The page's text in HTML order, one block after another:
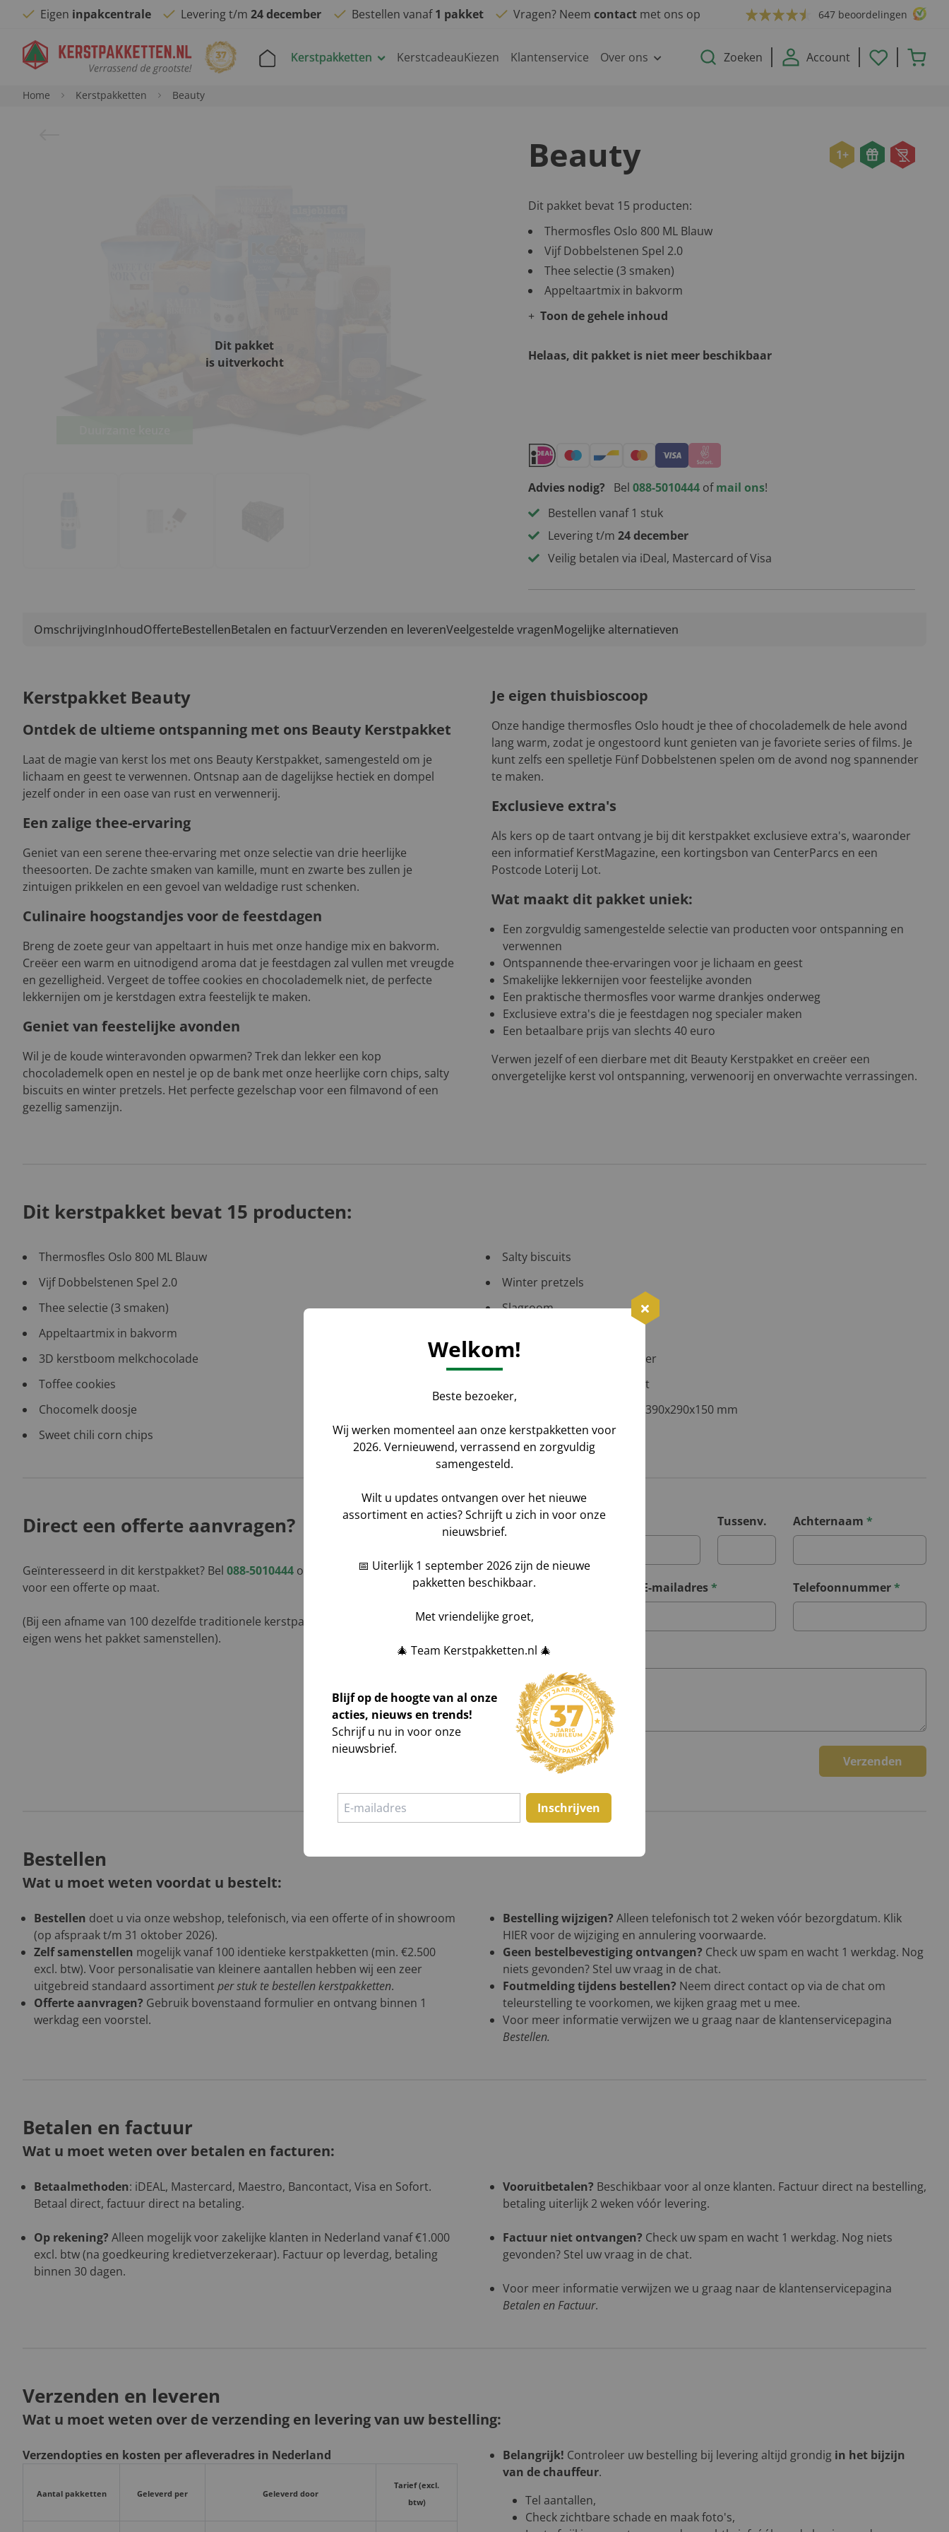
Eigen inpakcentrale Levering t/m24 december Bestellen vanaf1 pakket Vragen? Neem contact met ons op 647 beoordelingen
Kerstpakketten KerstcadeauKiezen Klantenservice Over ons Zoeken Account
Home Kerstpakketten Beauty
Dit pakket
is uitverkocht
Beauty 1+
Dit pakket bevat 15 producten:
Thermosfles Oslo 800 ML Blauw
Vijf Dobbelstenen Spel 2.0
Thee selectie (3 smaken)
Appeltaartmix in bakvorm
Toon de gehele inhoud
Helaas, dit pakket is niet meer beschikbaar
Advies nodig? Bel 088-5010444 ofmail ons!
Bestellen vanaf 1 stuk
Levering t/m 24 december
Veilig betalen via iDeal, Mastercard of Visa
OmschrijvingInhoudOfferteBestellenBetalen en factuurVerzenden en leverenVeelgestelde vragenMogelijke alternatieven
Kerstpakket Beauty
Ontdek de ultieme ontspanning met ons Beauty Kerstpakket
Laat de magie van kerst los met ons Beauty Kerstpakket, samengesteld om je
lichaam en geest te verwennen. Ontsnap aan de dagelijkse hectiek en dompel
jezelf onder in een oase van rust en verwennerij.
Een zalige thee-ervaring
Geniet van een serene thee-ervaring met onze selectie van drie heerlijke
theesoorten. De zachte smaken van kamille, munt en zwarte bes zullen je
zintuigen prikkelen en een gevoel van weldadige rust schenken.
Culinaire hoogstandjes voor de feestdagen
Breng de zoete geur van appeltaart in huis met onze handige mix en bakvorm.
Creëer een warm en uitnodigend aroma dat je feestdagen zal vullen met vreugde
en gezelligheid. Vergeet de toffee cookies en chocolademelk niet, de perfecte
lekkernijen om je kerstdagen extra feestelijk te maken.
Geniet van feestelijke avonden
Wil je de koude winteravonden opwarmen? Trek dan lekker een kop
chocolademelk open en nestel je op de bank met onze heerlijke corn chips, salty
biscuits en winter pretzels. Het perfecte gezelschap voor een filmavond of een
gezellig samenzijn.
Je eigen thuisbioscoop
Onze handige thermosfles Oslo houdt je thee of chocolademelk de hele avond
lang warm, zodat je ongestoord kunt genieten van je favoriete series of films. Je
kunt zelfs een spelletje Fünf Dobbelstenen spelen om de avond nog spannender
te maken.
Exclusieve extra's
Als kers op de taart ontvang je bij dit kerstpakket exclusieve extra's, waaronder
een informatief KerstMagazine, een kortingsbon van CenterParcs en een
Postcode Loterij Lot.
Wat maakt dit pakket uniek:
Een zorgvuldig samengestelde selectie van producten voor ontspanning en
verwennen
Ontspannende thee-ervaringen voor je lichaam en geest
Smakelijke lekkernijen voor feestelijke avonden
Een praktische thermosfles voor warme drankjes onderweg
Exclusieve extra's die je feestdagen nog specialer maken
Een betaalbare prijs van slechts 40 euro
Verwen jezelf of een dierbare met dit Beauty Kerstpakket en creëer een
onvergetelijke kerst vol ontspanning, verwenoorij en onverwachte verrassingen.
Dit kerstpakket bevat 15 producten:
Thermosfles Oslo 800 ML Blauw
Vijf Dobbelstenen Spel 2.0
Thee selectie (3 smaken)
Appeltaartmix in bakvorm
3D kerstboom melkchocolade
Toffee cookies
Chocomelk doosje
Sweet chili corn chips
Salty biscuits
Winter pretzels
Slagroom
GRATIS CenterParcs Voucher
GRATIS Postcode Loterij Lot
C150 Feestelijke kerstdoos 390x290x150 mm
Direct een offerte aanvragen?
Geïnteresseerd in dit kerstpakket? Bel 088-5010444 of laat uw gegevens achter
voor een offerte op maat.
(Bij een afname van 100 dezelfde traditionele kerstpakketten kunt u geheel naar
eigen wens het pakket samenstellen).
Aantal* Voornaam Tussenv. Achternaam *
Bedrijfsnaam E-mailadres* Telefoonnummer*
Bericht
Verzenden
Bestellen
Wat u moet weten voordat u bestelt:
Bestellen doet u via onze webshop, telefonisch, via een offerte of in showroom
(op afspraak t/m 31 oktober 2026).
Zelf samenstellen mogelijk vanaf 100 identieke kerstpakketten (min. €2.500
excl. btw). Voor personalisatie van kleinere aantallen hebben wij een zeer
uitgebreid standaard assortimentper stuk te bestellen kerstpakketten.
Offerte aanvragen? Gebruik bovenstaand formulier en ontvang binnen 1
werkdag een voorstel.
Bestelling wijzigen? Alleen telefonisch tot 2 weken vóór bezorgdatum. Klik
HIERvoor de wijziging en annulering voorwaarde.
Geen bestelbevestiging ontvangen? Check uw spam en wacht 1 werkdag. Nog
niets gevonden? Stel uw vraag in de chat.
Foutmelding tijdens bestellen? Neem direct contact op via de chat om
teleurstelling te voorkomen, we kijken graag met u mee.
Voor meer informatie verwijzen we u graag naar de klantenservicepagina
Bestellen.
Betalen en factuur
Wat u moet weten over betalen en facturen:
Betaalmethoden: iDEAL, Mastercard, Maestro, Bancontact, Visa en Sofort.
Betaal direct, factuur direct na betaling.
Op rekening? Alleen mogelijk voor zakelijke klanten in Nederland vanaf €1.000
excl. btw (na goedkeuring kredietverzekeraar). Factuur op leverdag, betaling
binnen 30 dagen.
Vooruitbetalen? Beschikbaar voor al onze klanten. Factuur direct na bestelling,
betaling uiterlijk 2 weken vóór levering.
Factuur niet ontvangen? Check uw spam en wacht 1 werkdag. Nog niets
gevonden? Stel uw vraag in de chat.
Voor meer informatie verwijzen we u graag naar de klantenservicepagina
Betalen en Factuur.
Verzenden en leveren
Wat u moet weten over de verzending en levering van uw bestelling:
Verzendopties en kosten per afleveradres in Nederland
Aantal pakketten Geleverd per Geleverd door
Tarief (excl.
btw)
Belangrijk! Controleer uw bestelling bij levering altijd grondig in het bijzijn
van de chauffeur.
Tel aantallen,
Check zichtbare schade en maak foto's,
Welkom!
Beste bezoeker,
Wij werken momenteel aan onze kerstpakketten voor
2026. Vernieuwend, verrassend en zorgvuldig
samengesteld.
Wilt u updates ontvangen over het nieuwe
assortiment en acties? Schrijft u zich in voor onze
nieuwsbrief.
📅 Uiterlijk 1 september 2026 zijn de nieuwe
pakketten beschikbaar.
Met vriendelijke groet,
🎄 Team Kerstpakketten.nl 🎄
Blijf op de hoogte van al onze
acties, nieuws en trends!
Schrijf u nu in voor onze
nieuwsbrief.
Inschrijven